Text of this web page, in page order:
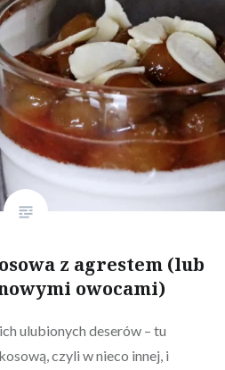
z agrestem (lub
owocami)
ulubionych deserów – tu
czyli w nieco innej, i